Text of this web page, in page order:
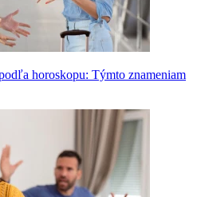
horoskopu: Týmto znameniam